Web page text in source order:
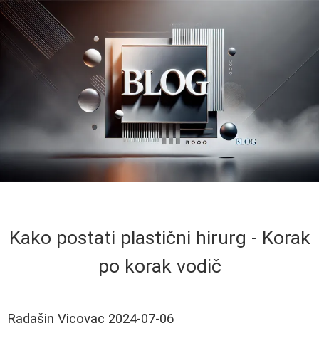
Kako postati plastični hirurg - Korak
po korak vodič
Radašin Vicovac 2024-07-06